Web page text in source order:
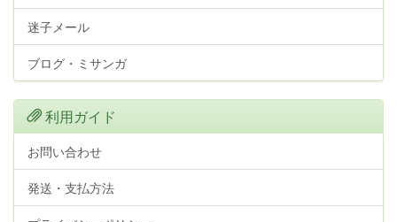
迷子メール
ブログ・ミサンガ
利用ガイド
お問い合わせ
発送・支払方法